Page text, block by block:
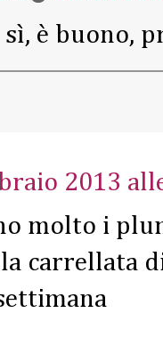
sì, è buono,
2013
molto i
la carrellata